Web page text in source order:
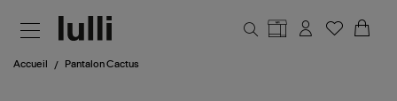
Accueil Pantalon Cactus